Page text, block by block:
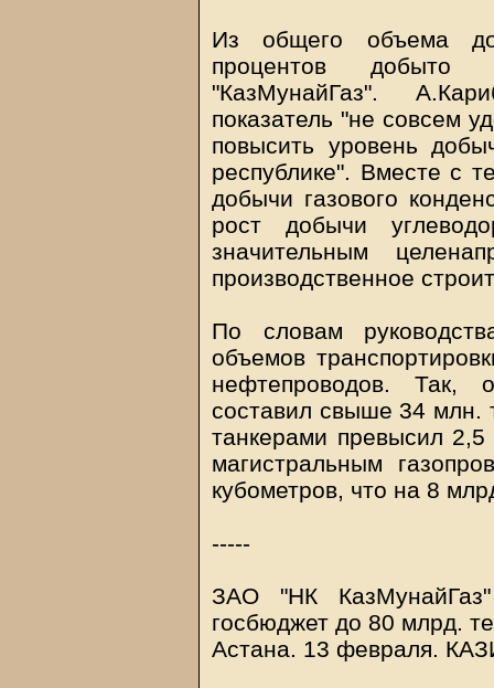
Из общего объема
процентов добыто
"КазМунайГаз".
показатель "не совсем
повысить уровень
республике". Вместе с
добычи газового
рост добычи
значительным
производственное
По словам
объемов
нефтепроводов. Так,
составил свыше 34 млн.
танкерами превысил 2,5
магистральным
кубометров, что на 8
-----
ЗАО "НК
госбюджет до 80 млрд.
Астана. 13 февраля.